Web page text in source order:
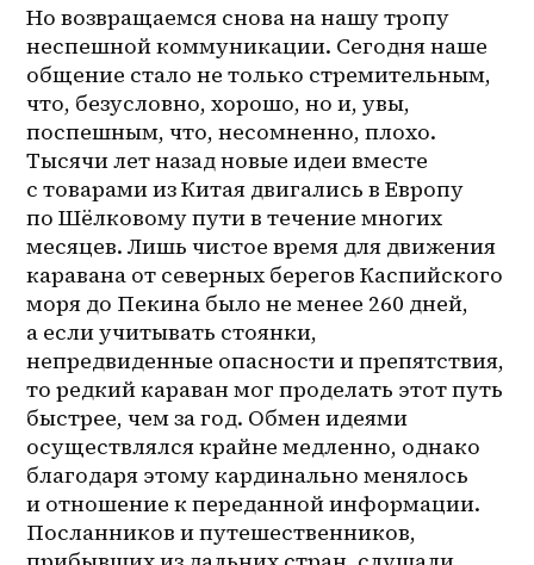
Но возвращаемся снова на нашу тропу
неспешной коммуникации. Сегодня наше
общение стало не только стремительным,
что, безусловно, хорошо, но и, увы,
поспешным, что, несомненно, плохо.
Тысячи лет назад новые идеи вместе
с товарами из Китая двигались в Европу
по Шёлковому пути в течение многих
месяцев. Лишь чистое время для движения
каравана от северных берегов Каспийского
моря до Пекина было не менее 260 дней,
а если учитывать стоянки,
непредвиденные опасности и препятствия,
то редкий караван мог проделать этот путь
быстрее, чем за год. Обмен идеями
осуществлялся крайне медленно, однако
благодаря этому кардинально менялось
и отношение к переданной информации.
Посланников и путешественников,